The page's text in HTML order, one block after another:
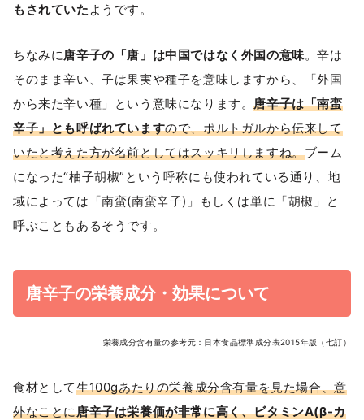
もされていた ようです。
ちなみに唐辛子の「唐」は中国ではなく外国の意味。辛は
そのまま辛い、子は果実や種子を意味しますから、「外国
から来た辛い種」という意味になります。唐辛子は「南蛮
辛子」とも呼ばれていますので、ポルトガルから伝来して
いたと考えた方が名前としてはスッキリしますね。ブーム
になった“柚子胡椒”という呼称にも使われている通り、地
域によっては「南蛮(南蛮辛子)」もしくは単に「胡椒」と
呼ぶこともあるそうです。
唐辛子の栄養成分・効果について
栄養成分含有量の参考元：日本食品標準成分表2015年版（七訂）
食材として生100gあたりの栄養成分含有量を見た場合、意
外なことに唐辛子は栄養価が非常に高く、ビタミンA(β-カ